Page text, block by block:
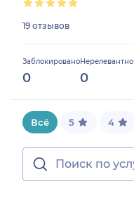
19 отзывов
Заблокировано
0
Нерелевантно
0
0%
0%
0%
progress:
Всё 5 4